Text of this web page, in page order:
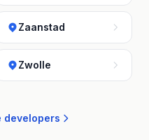
Zaanstad
Zwolle
developers